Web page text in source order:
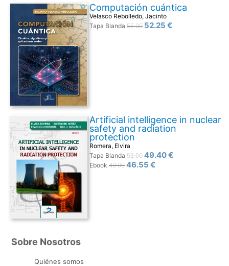
Computación cuántica
Velasco Rebolledo, Jacinto
Tapa Blanda 55.00 52.25 €
Artificial intelligence in nuclear
safety and radiation
protection
Romera, Elvira
Tapa Blanda 52.00 49.40 €
Ebook 49.00 46.55 €
Sobre Nosotros
Quiénes somos